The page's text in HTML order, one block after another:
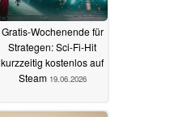
Gratis-Wochenende für
Strategen: Sci-Fi-Hit
kurzzeitig kostenlos auf
Steam 19.06.2026